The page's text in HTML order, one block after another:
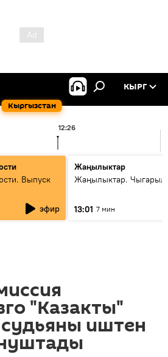
Кыргызстан
КЫРГ
12:26
Выпуск
эфир
Жаңылыктар
Жаңылыктар.
13:01 7 мин
"Казакты"
иштен